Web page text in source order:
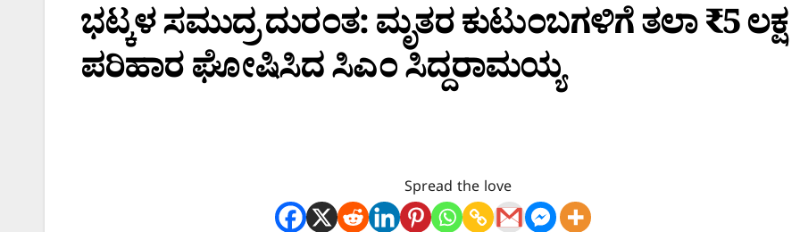
ಭಟ್ಕಳ ಸಮುದ್ರ ದುರಂತ: ಮೃತರ ಕುಟುಂಬಗಳಿಗೆ ತಲಾ ₹5 ಲಕ್ಷ
ಪರಿಹಾರ ಘೋಷಿಸಿದ ಸಿಎಂ ಸಿದ್ದರಾಮಯ್ಯ
Spread the love